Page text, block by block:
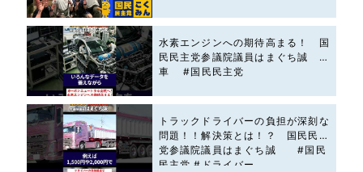
水素エンジンへの期待高まる！ 国
民民主党参議院議員はまぐち誠 #
車 #国民民主党
トラックドライバーの負担が深刻な
問題！！解決策とは！？ 国民民主
党参議院議員はまぐち誠 #国民
民主党 #ドライバー